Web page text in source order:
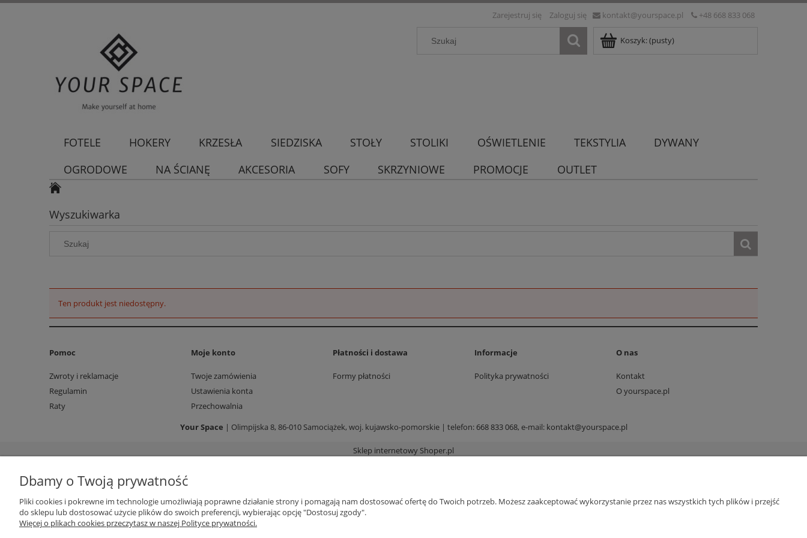
kontakt@yourspace.pl +48 668 833 068
Zarejestruj się Zaloguj się
Koszyk:(pusty)
FOTELE HOKERY KRZESŁA SIEDZISKA STOŁY STOLIKI OŚWIETLENIE TEKSTYLIA
DYWANY
OGRODOWE
NA ŚCIANĘ AKCESORIA SOFY SKRZYNIOWE PROMOCJE OUTLET
Wyszukiwarka
Ten produkt jest niedostępny.
Pomoc
Zwroty i reklamacje
Regulamin
Raty
Moje konto
Twoje zamówienia
Ustawienia konta
Przechowalnia
Płatności i dostawa
Formy płatności
Informacje
Polityka prywatności
O nas
Kontakt
O yourspace.pl
Your Space | Olimpijska 8, 86-010 Samociążek, woj. kujawsko-pomorskie | telefon: 668 833 068, e-mail: kontakt@yourspace.pl
Sklep internetowy Shoper.pl
Dbamy o Twoją prywatność
Pliki cookies i pokrewne im technologie umożliwiają poprawne działanie strony i pomagają nam dostosować ofertę do Twoich potrzeb. Możesz zaakceptować wykorzystanie przez nas wszystkich tych plików i przejść
do sklepu lub dostosować użycie plików do swoich preferencji, wybierając opcję "Dostosuj zgody".
Więcej o plikach cookies przeczytasz w naszej Polityce prywatności.